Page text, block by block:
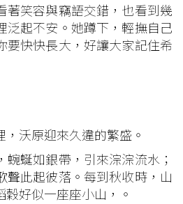
笑容與竊語交錯，也看到幾
泛起不安。她蹲下，輕撫自己
要快快長大，好讓大家記住希
原迎來久違的繁盛。
如銀帶，引來淙淙流水；
聲此起彼落。每到秋收時，山
好似一座座小山，。